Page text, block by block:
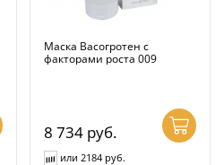
Маска Васогротен с
факторами роста 009
8 734 руб.
или 2184 руб.